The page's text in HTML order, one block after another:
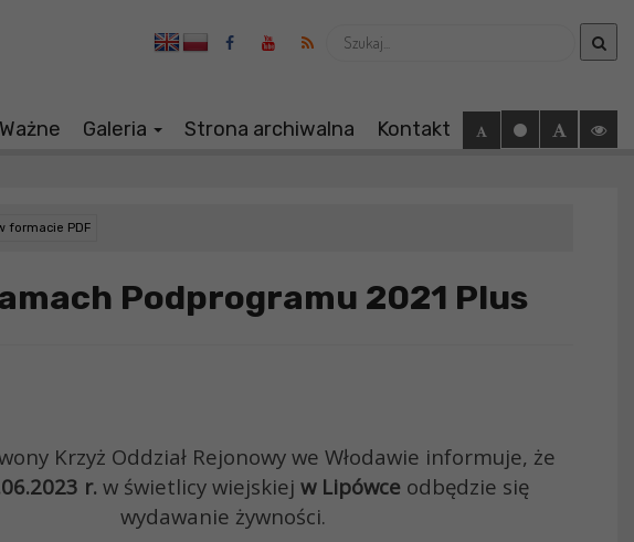
Wyszukaj
Ważne Galeria Strona archiwalna Kontakt
formacie PDF
Podprogramu 2021 Plus
Krzyż Oddział Rejonowy we Włodawie informuje, że
r. w świetlicy wiejskiej w Lipówceodbędzie się
wydawanie żywności.